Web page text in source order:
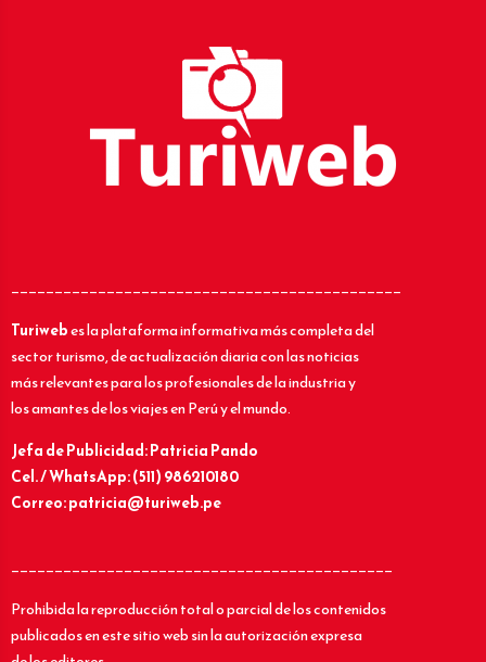
_____________________________________________
Turiwebes la plataforma informativa más completa del
sector turismo, de actualización diaria con las noticias
más relevantes para los profesionales de la industria y
los amantes de los viajes en Perú y el mundo.
Jefa de Publicidad: Patricia Pando
Cel. / WhatsApp: (511) 986210180
Correo: patricia@turiweb.pe
____________________________________________
Prohibida la reproducción total o parcial de los contenidos
publicados en este sitio web sin la autorización expresa